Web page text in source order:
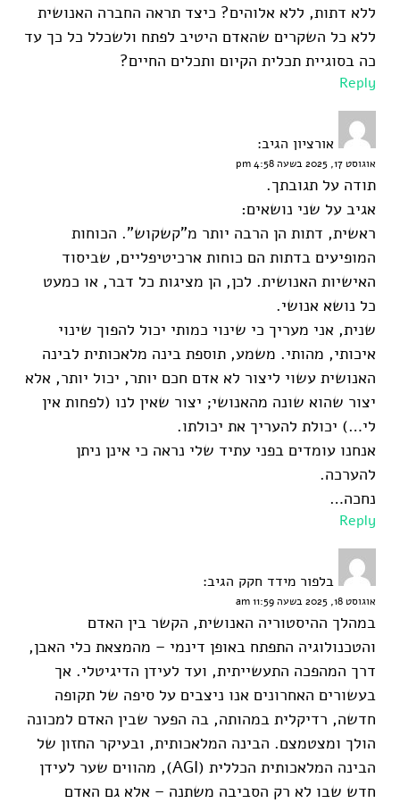
ללא דתות, ללא אלוהים? כיצד תראה החברה האנושית
ללא כל השקרים שהאדם היטיב לפתח ולשכלל כל כך עד
כה בסוגיית תכלית הקיום ותכלים החיים?
Reply
אורציון הגיב:
אוגוסט 17, 2025 בשעה 4:58 pm
תודה על תגובתך.
אגיב על שני נושאים:
ראשית, דתות הן הרבה יותר מ"קשקוש". הכוחות
המופיעים בדתות הם כוחות ארכיטיפליים, שביסוד
האישיות האנושית. לכן, הן מציגות כל דבר, או כמעט
כל נושא אנושי.
שנית, אני מעריך כי שינוי כמותי יכול להפוך שינוי
איכותי, מהותי. משמע, תוספת בינה מלאכותית לבינה
האנושית עשוי ליצור לא אדם חכם יותר, יכול יותר, אלא
יצור שהוא שונה מהאנושי; יצור שאין לנו (לפחות אין
לי…) יכולת להעריך את יכולתו.
אנחנו עומדים בפני עתיד שלי נראה כי אינן ניתן
להערכה.
נחכה…
Reply
בלפור מידד חקק הגיב:
אוגוסט 18, 2025 בשעה 11:59 am
במהלך ההיסטוריה האנושית, הקשר בין האדם
והטכנולוגיה התפתח באופן דינמי – מהמצאת כלי האבן,
דרך המהפכה התעשייתית, ועד לעידן הדיגיטלי. אך
בעשורים האחרונים אנו ניצבים על סיפה של תקופה
חדשה, רדיקלית במהותה, בה הפער שבין האדם למכונה
הולך ומצטמצם. הבינה המלאכותית, ובעיקר החזון של
הבינה המלאכותית הכללית (AGI), מהווים שער לעידן
חדש שבו לא רק הסביבה משתנה – אלא גם האדם